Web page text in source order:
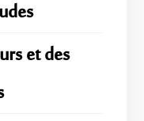
et des